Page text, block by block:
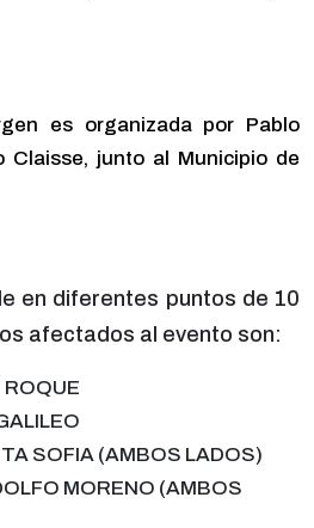
es organizada por Pablo
Claisse, junto al Municipio de
en diferentes puntos de 10
afectados al evento son:
ROQUE
SOFIA (AMBOS LADOS)
MORENO (AMBOS